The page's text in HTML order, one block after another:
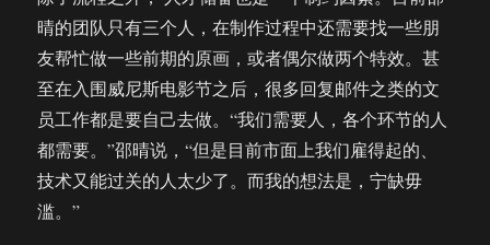
晴的团队只有三个人，在制作过程中还需要找一些朋
友帮忙做一些前期的原画，或者偶尔做两个特效。甚
至在入围威尼斯电影节之后，很多回复邮件之类的文
员工作都是要自己去做。“我们需要人，各个环节的人
都需要。”邵晴说，“但是目前市面上我们雇得起的、
技术又能过关的人太少了。而我的想法是，宁缺毋
滥。”